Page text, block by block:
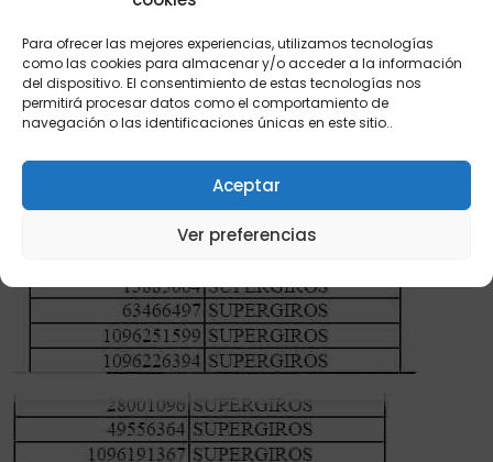
Para ofrecer las mejores experiencias, utilizamos tecnologías
como las cookies para almacenar y/o acceder a la información
del dispositivo. El consentimiento de estas tecnologías nos
permitirá procesar datos como el comportamiento de
navegación o las identificaciones únicas en este sitio..
Aceptar
Ver preferencias